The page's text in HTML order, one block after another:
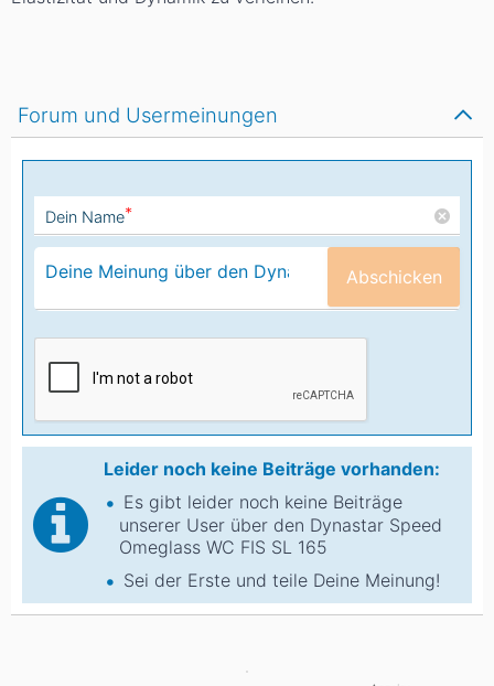
Forum und Usermeinungen
Dein Name*
Abschicken
Leider noch keine Beiträge vorhanden:
Es gibt leider noch keine Beiträge
unserer User über den Dynastar Speed
Omeglass WC FIS SL 165
Sei der Erste und teile Deine Meinung!